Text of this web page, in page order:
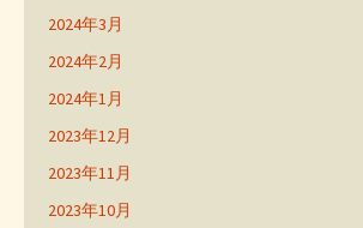
2024年3月
2024年2月
2024年1月
2023年12月
2023年11月
2023年10月